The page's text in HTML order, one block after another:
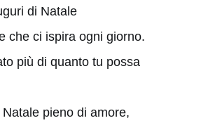
di Natale
che ci ispira ogni giorno.
più di quanto tu possa
pieno di amore,